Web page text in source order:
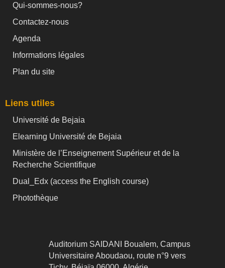
Qui-sommes-nous?
Contactez-nous
Agenda
Informations légales
Plan du site
Liens utiles
Université de Bejaia
Elearning Université de Bejaia
Ministère de l’Enseignement Supérieur et de la
Recherche Scientifique
Dual_Edx (access the English course)
Photothèque
Auditorium SAIDANI Boualem, Campus
Universitaire Aboudaou, route n°9 vers